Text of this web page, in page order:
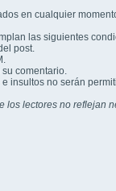
en cualquier
las siguientes
post.
comentario.
insultos no serán
los lectores no reflejan